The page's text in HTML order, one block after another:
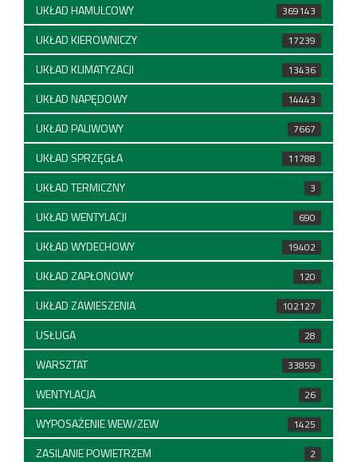
UKŁAD HAMULCOWY 369143
UKŁAD KIEROWNICZY 17239
UKŁAD KLIMATYZACJI 13436
UKŁAD NAPĘDOWY 14443
UKŁAD PALIWOWY 7667
UKŁAD SPRZĘGŁA 11788
UKŁAD TERMICZNY 3
UKŁAD WENTYLACJI 690
UKŁAD WYDECHOWY 19402
UKŁAD ZAPŁONOWY 120
UKŁAD ZAWIESZENIA 102127
USŁUGA 28
WARSZTAT 33859
WENTYLACJA 26
WYPOSAŻENIE WEW/ZEW 1425
ZASILANIE POWIETRZEM 2